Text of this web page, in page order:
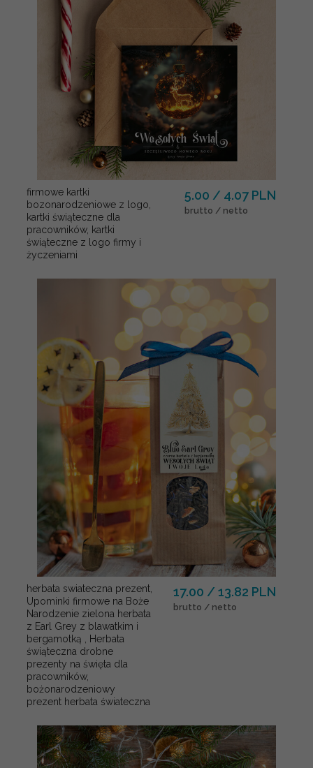
firmowe kartki
bozonarodzeniowe z logo,
kartki świąteczne dla
pracowników, kartki
świąteczne z logo firmy i
życzeniami
5.00 / 4.07 PLN
brutto / netto
herbata swiateczna prezent,
Upominki firmowe na Boże
Narodzenie zielona herbata
z Earl Grey z blawatkim i
bergamotką , Herbata
świąteczna drobne
prezenty na święta dla
pracowników,
bożonarodzeniowy
prezent herbata świateczna
17.00 / 13.82 PLN
brutto / netto